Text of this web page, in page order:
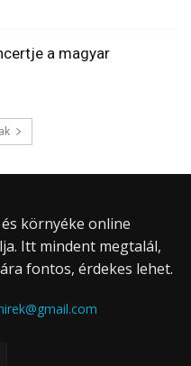
a magyar
környéke online
Itt mindent megtalál,
fontos, érdekes lehet.